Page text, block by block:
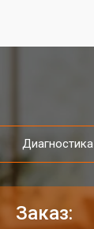
Диагностика
Заказ: